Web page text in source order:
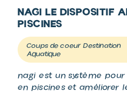
NAGI LE DISPOSITIF
PISCINES
Coups de coeur Destination
Aquatique
nagi est un système
en piscines et améliorer